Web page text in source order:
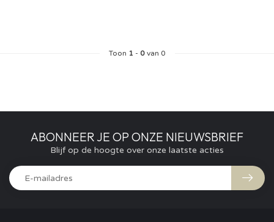
Toon 1 - 0van 0
ABONNEER JE OP ONZE NIEUWSBRIEF
Blijf op de hoogte over onze laatste acties